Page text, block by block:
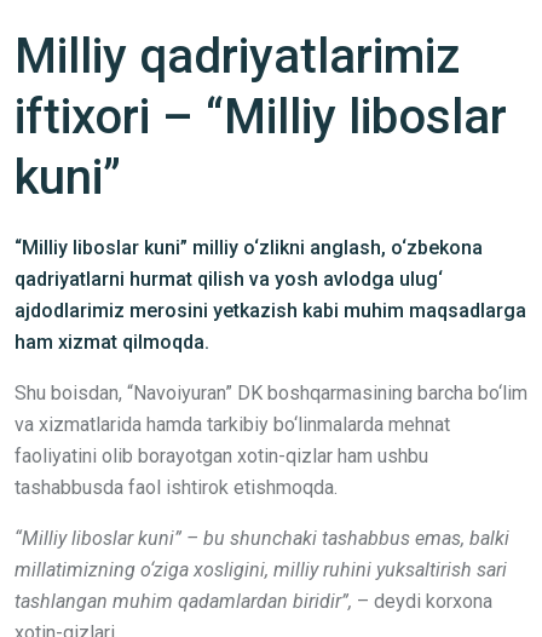
Milliy qadriyatlarimiz
iftixori – “Milliy liboslar
kuni”
“Milliy liboslar kuni” milliy o‘zlikni anglash, o‘zbekona
qadriyatlarni hurmat qilish va yosh avlodga ulug‘
ajdodlarimiz merosini yetkazish kabi muhim maqsadlarga
ham xizmat qilmoqda.
Shu boisdan, “Navoiyuran” DK boshqarmasining barcha bo‘lim
va xizmatlarida hamda tarkibiy bo‘linmalarda mehnat
faoliyatini olib borayotgan xotin-qizlar ham ushbu
tashabbusda faol ishtirok etishmoqda.
“Milliy liboslar kuni” – bu shunchaki tashabbus emas, balki
millatimizning o‘ziga xosligini, milliy ruhini yuksaltirish sari
tashlangan muhim qadamlardan biridir”, – deydi korxona
xotin-qizlari.